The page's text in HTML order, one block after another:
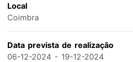
Local
Coimbra
Data prevista de realização
06-12-2024 - 19-12-2024